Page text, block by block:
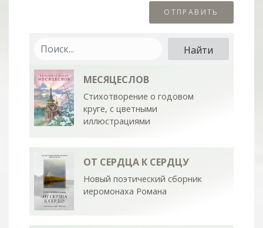
МЕСЯЦЕСЛОВ
Стихотворение о годовом
круге, с цветными
иллюстрациями
ОТ СЕРДЦА К СЕРДЦУ
Новый поэтический сборник
иеромонаха Романа